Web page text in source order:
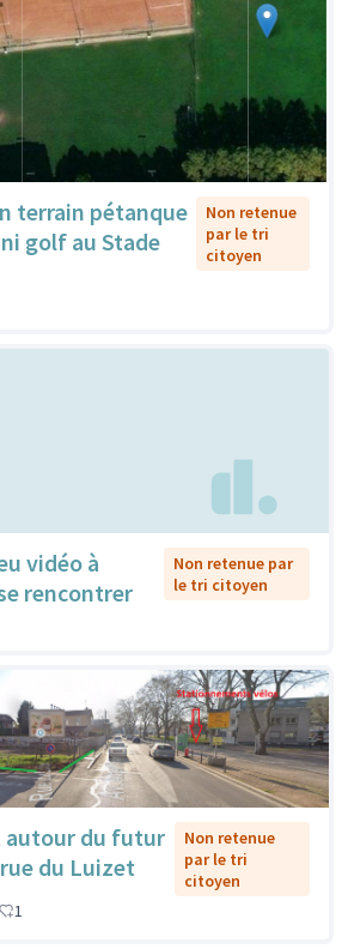
terrain pétanque
golf au Stade
Non retenue
par le tri
citoyen
vidéo à
rencontrer
Non retenue par
le tri citoyen
autour du futur
du Luizet
Non retenue
par le tri
citoyen
1